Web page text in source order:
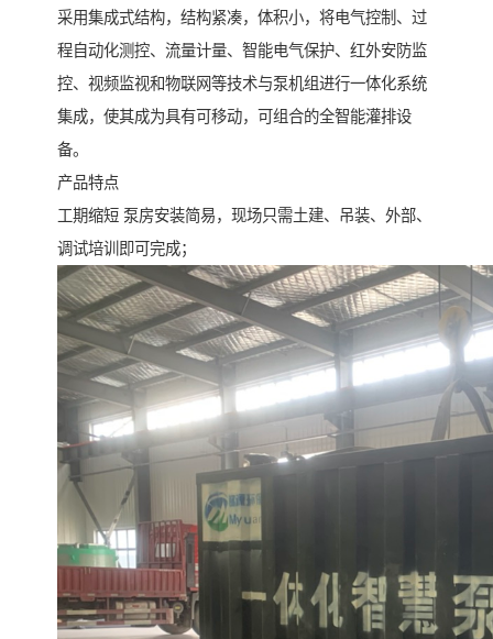
采用集成式结构，结构紧凑，体积小，将电气控制、过
程自动化测控、流量计量、智能电气保护、红外安防监
控、视频监视和物联网等技术与泵机组进行一体化系统
集成，使其成为具有可移动，可组合的全智能灌排设
备。
产品特点
工期缩短 泵房安装简易，现场只需土建、吊装、外部、
调试培训即可完成；